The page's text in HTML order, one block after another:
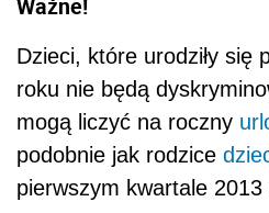
Dzieci, które urodziły się
roku nie będą
mogą liczyć na roczny
podobnie jak rodzice
pierwszym kwartale 2013